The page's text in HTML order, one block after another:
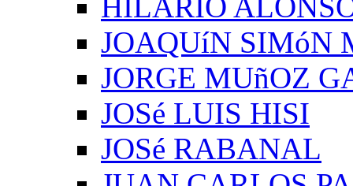
JOAQUíN SIMóN
JORGE MUñOZ
JOSé LUIS HISI
JOSé RABANAL